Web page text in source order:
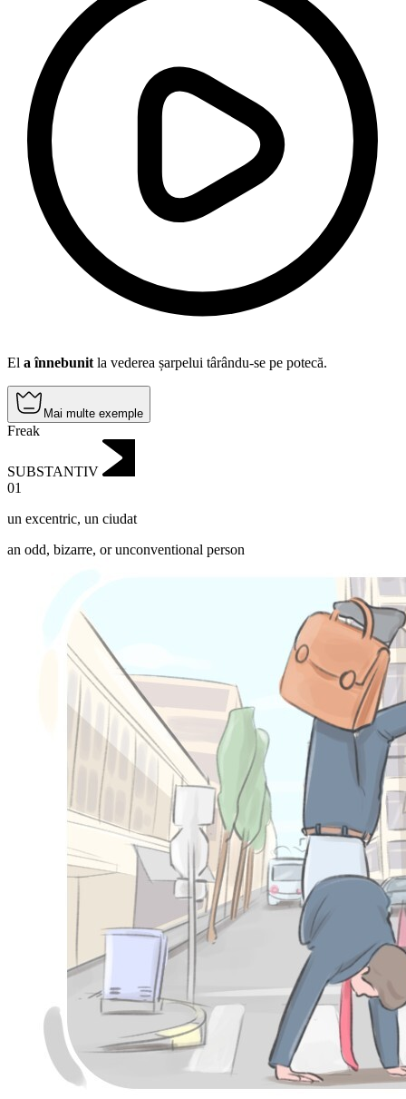
El a înnebunit la vederea șarpelui târându-se pe potecă.
Mai multe exemple
Freak
SUBSTANTIV
01
un excentric, un ciudat
an odd, bizarre, or unconventional person